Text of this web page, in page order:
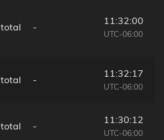
total -
11:32:00
UTC-06:00
total -
11:32:17
UTC-06:00
total -
11:30:12
UTC-06:00